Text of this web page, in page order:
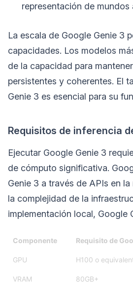
representación de mundos
La escala de Google Genie 3
capacidades. Los modelos
de la capacidad para
persistentes y coherentes. El
Genie 3 es esencial para su
Requisitos de inferencia
Ejecutar Google Genie 3
de cómputo significativa.
Genie 3 a través de APIs en
la complejidad de la
implementación local, Google
Componente Requisito de
GPU H100 o
VRAM 80GB+